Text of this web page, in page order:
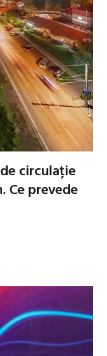
circulație
Ce prevede